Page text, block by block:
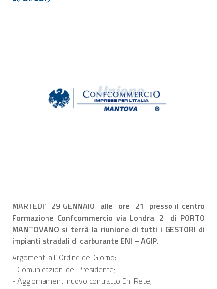
MARTEDI’ 29 GENNAIO alle ore 21 presso il centro
Formazione Confcommercio via Londra, 2 di PORTO
MANTOVANO si terrà la riunione di tutti i GESTORI di
impianti stradali di carburante ENI – AGIP.
Argomenti all’ Ordine del Giorno:
- Comunicazioni del Presidente;
- Aggiornamenti nuovo contratto Eni Rete;